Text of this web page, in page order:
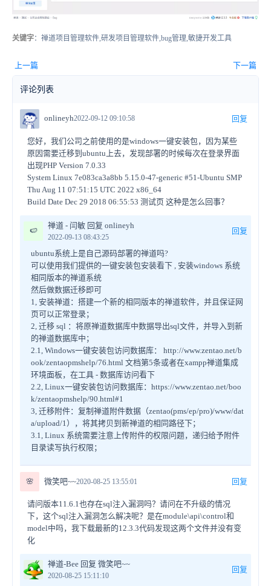
关键字：禅道项目管理软件,研发项目管理软件,bug管理,敏捷开发工具
上一篇 下一篇
评论列表
onlineyh2022-09-12 09:10:58 回复
您好，我们公司之前使用的是windows一键安装包，因为某些
原因需要迁移到ubuntu上去，发现部署的时候每次在登录界面
出现PHP Version 7.0.33
System Linux 7e083ca3a8bb 5.15.0-47-generic #51-Ubuntu SMP
Thu Aug 11 07:51:15 UTC 2022 x86_64
Build Date Dec 29 2018 06:55:53 测试页 这种是怎么回事？
🍉
禅道 - 闫敏 回复 onlineyh
2022-09-13 08:43:25
回复
ubuntu系统上是自己源码部署的禅道吗?
可以使用我们提供的一键安装包安装看下 , 安装windows 系统
相同版本的禅道系统
然后做数据迁移即可
1, 安装禅道：搭建一个新的相同版本的禅道软件，并且保证网
页可以正常登录；
2, 迁移 sql ：将原禅道数据库中数据导出sql文件，并导入到新
的禅道数据库中；
2.1, Windows一键安装包访问数据库： http://www.zentao.net/b
ook/zentaopmshelp/76.html 文档第5条或者在xampp禅道集成
环境面板，在工具 - 数据库访问看下
2.2, Linux一键安装包访问数据库：https://www.zentao.net/boo
k/zentaopmshelp/90.html#1
3, 迁移附件：复制禅道附件数据（zentao(pms/ep/pro)/www/dat
a/upload/1），将其拷贝到新禅道的相同路径下；
3.1, Linux 系统需要注意上传附件的权限问题，递归给予附件
目录读写执行权限；
🌸 微笑吧~~2020-08-25 13:55:01 回复
请问版本11.6.1也存在sql注入漏洞吗？请问在不升级的情况
下，这个sql注入漏洞怎么解决呢？是在module\api\control和
model中吗，我下载最新的12.3.3代码发现这两个文件并没有变
化
禅道-Bee 回复 微笑吧~~
2020-08-25 15:11:10
回复